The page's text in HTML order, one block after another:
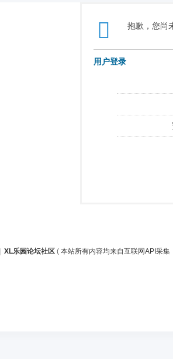
抱歉，您尚
用户登录
XL乐园论坛社区 ( 本站所有内容均来自互联网API采